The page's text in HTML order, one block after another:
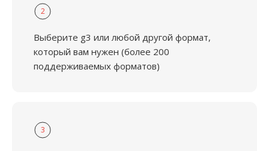
2
Выберите g3 или любой другой формат,
который вам нужен (более 200
поддерживаемых форматов)
3